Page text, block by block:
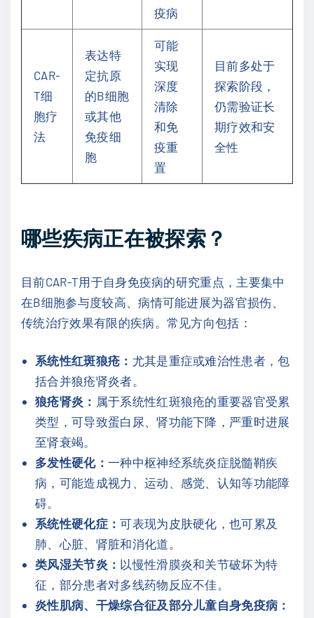
疫病
CAR-
T细
胞疗
法
表达特
定抗原
的B细胞
或其他
免疫细
胞
可能
实现
深度
清除
和免
疫重
置
目前多处于
探索阶段，
仍需验证长
期疗效和安
全性
哪些疾病正在被探索？
目前CAR-T用于自身免疫病的研究重点，主要集中
在B细胞参与度较高、病情可能进展为器官损伤、
传统治疗效果有限的疾病。常见方向包括：
系统性红斑狼疮： 尤其是重症或难治性患者，包
括合并狼疮肾炎者。
狼疮肾炎： 属于系统性红斑狼疮的重要器官受累
类型，可导致蛋白尿、肾功能下降，严重时进展
至肾衰竭。
多发性硬化： 一种中枢神经系统炎症脱髓鞘疾
病，可能造成视力、运动、感觉、认知等功能障
碍。
系统性硬化症：可表现为皮肤硬化，也可累及
肺、心脏、肾脏和消化道。
类风湿关节炎： 以慢性滑膜炎和关节破坏为特
征，部分患者对多线药物反应不佳。
炎性肌病、干燥综合征及部分儿童自身免疫病：